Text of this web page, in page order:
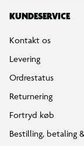
KUNDESERVICE
Kontakt os
Levering
Ordrestatus
Returnering
Fortryd køb
Bestilling, betaling